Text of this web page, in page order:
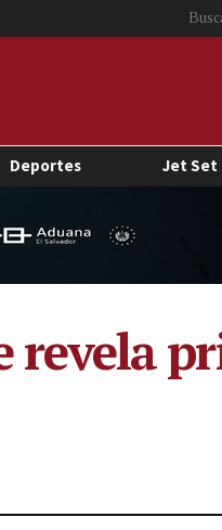
Deportes Jet Set
revela